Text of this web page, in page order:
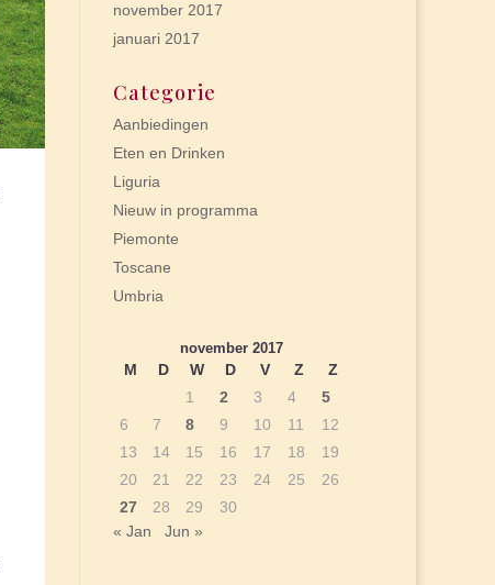
november 2017
januari 2017
Categorie
Aanbiedingen
Eten en Drinken
Liguria
Nieuw in programma
Piemonte
Toscane
Umbria
november 2017
M D W D V Z
Z
1
2 3 4
5
6
7 8 9 10 11
12
13
14 15 16 17 18
19
20
21 22 23 24 25
26
27
28 29
30
« Jan
Jun »